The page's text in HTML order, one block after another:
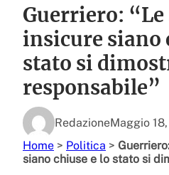
Guerriero: “Le
insicure siano
stato si
responsabile”
RedazioneMaggio
Home > Politica >
siano chiuse e lo stato si